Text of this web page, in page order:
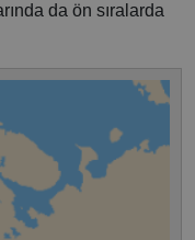
da ön sıralarda